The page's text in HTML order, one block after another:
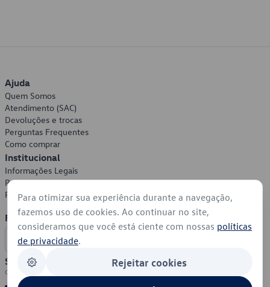
Ajuda
Quem Somos
Atendimento (SAC)
Devoluções e trocas
Perguntas Frequentes
Como comprar
Institucional
Informações Legais
Política de Privacidade
Política de Cookies
Formas de Pagamento
Segurança
Para otimizar sua experiência durante a navegação,
fazemos uso de cookies. Ao continuar no site,
consideramos que você está ciente com nossas políticas
de privacidade.
Rejeitar cookies